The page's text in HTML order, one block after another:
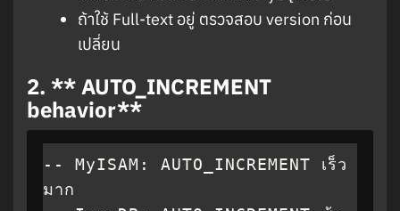
ถ้าใช้ Full-text อยู่ ตรวจสอบ version ก่อน
เปลี่ยน
2. ** AUTO_INCREMENT
behavior**
-- MyISAM: AUTO_INCREMENT เร็ว
มาก